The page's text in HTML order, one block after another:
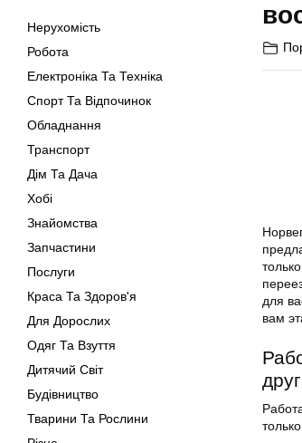
Нерухомість
Робота
Електроніка Та Техніка
Спорт Та Відпочинок
Обладнання
Транспорт
Дім Та Дача
Хобі
Знайомства
Запчастини
Послуги
Краса Та Здоров'я
Для Дорослих
Одяг Та Взуття
Дитячий Світ
Будівництво
Тварини Та Рослини
для
вам